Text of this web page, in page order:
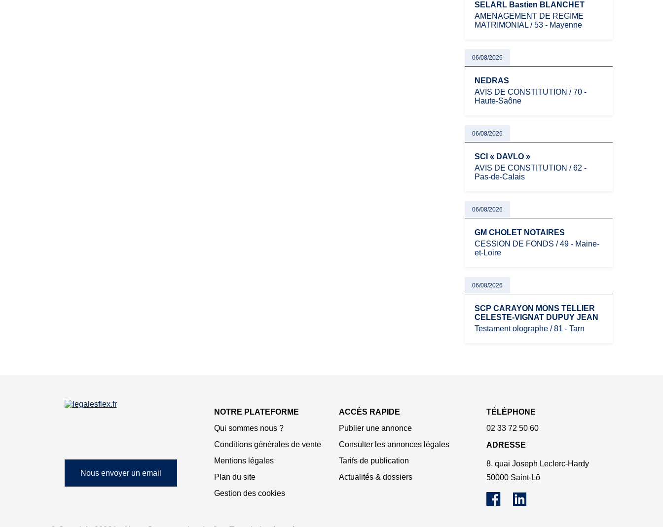
SELARL Bastien BLANCHET
AMENAGEMENT DE REGIME
MATRIMONIAL / 53 - Mayenne
06/08/2026
NEDRAS
AVIS DE CONSTITUTION / 70 -
Haute-Saône
06/08/2026
SCI « DAVLO »
AVIS DE CONSTITUTION / 62 -
Pas-de-Calais
06/08/2026
GM CHOLET NOTAIRES
CESSION DE FONDS / 49 - Maine-
et-Loire
06/08/2026
SCP CARAYON MONS TELLIER
CELESTE-VIGNAT DUPUY JEAN
Testament olographe / 81 - Tarn
Nous envoyer un email
NOTRE PLATEFORME
Qui sommes nous ?
Conditions générales de vente
Mentions légales
Plan du site
Gestion des cookies
ACCÈS RAPIDE
Publier une annonce
Consulter les annonces légales
Tarifs de publication
Actualités & dossiers
TÉLÉPHONE
02 33 72 50 60
ADRESSE
8, quai Joseph Leclerc-Hardy
50000 Saint-Lô